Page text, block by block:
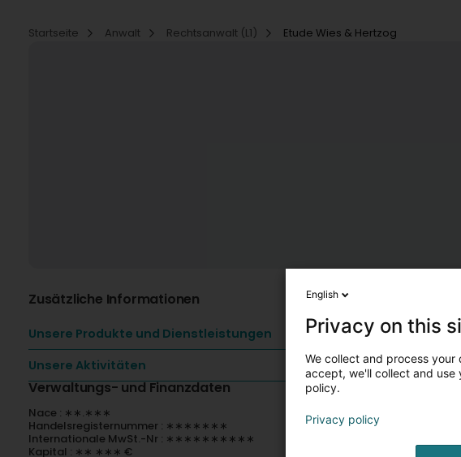
Startseite
Anwalt Rechtsanwalt (L1) Etude Wies & Hertzog
Zusätzliche Informationen
Unsere Produkte und Dienstleistungen
Unsere Aktivitäten
Verwaltungs- und Finanzdaten
Nace : ∗∗.∗∗∗
Handelsregisternummer : ∗∗∗∗∗∗∗
Internationale MwSt.-Nr : ∗∗∗∗∗∗∗∗∗∗
Kapital : ∗∗ ∗∗∗ €
English
Privacy on this
We collect and process
accept, we'll collect and use
policy.
Privacy policy